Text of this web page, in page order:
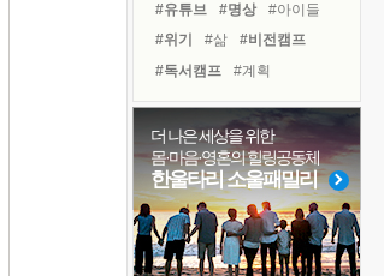
보고 싶은 어머니
유년 시절의 부산 영도 바다
못된 꼰대들
거울 속의 나
희망이란
#유튜브 #명상
#아이들
#위기
#삶
#비전캠프
#독서캠프
#계획
#사람
#친구
#극복
#경험
#힐링
#선택
#희망
#링컨학교
#면역력
#도움
#다짐
#건강
#나눔
더 나은 세상을 위한
몸·마음·영혼의 힐링공동체
한울타리 소울패밀리